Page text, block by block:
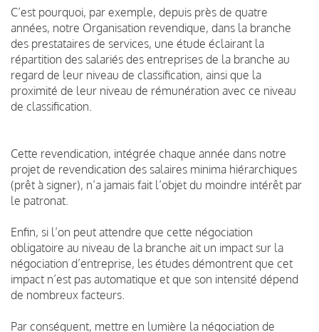
C’est pourquoi, par exemple, depuis près de quatre
années, notre Organisation revendique, dans la branche
des prestataires de services, une étude éclairant la
répartition des salariés des entreprises de la branche au
regard de leur niveau de classification, ainsi que la
proximité de leur niveau de rémunération avec ce niveau
de classification.
Cette revendication, intégrée chaque année dans notre
projet de revendication des salaires minima hiérarchiques
(prêt à signer), n’a jamais fait l’objet du moindre intérêt par
le patronat.
Enfin, si l’on peut attendre que cette négociation
obligatoire au niveau de la branche ait un impact sur la
négociation d’entreprise, les études démontrent que cet
impact n’est pas automatique et que son intensité dépend
de nombreux facteurs.
Par conséquent, mettre en lumière la négociation de